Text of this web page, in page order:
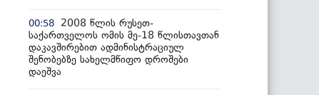
00:58
2008 წლის რუსეთ-
საქართველოს ომის მე-18 წლისთავთან
დაკავშირებით ადმინისტრაციულ
შენობებზე სახელმწიფო დროშები
დაეშვა